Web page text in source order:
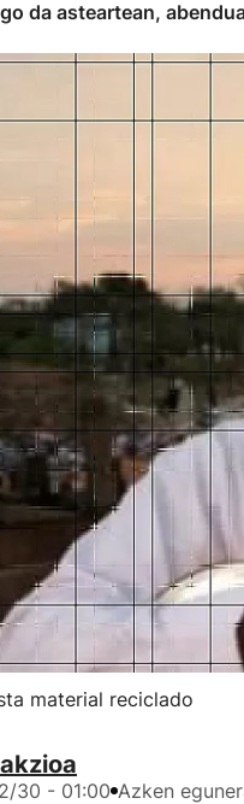
da asteartean,
material reciclado
30 - 01:00 Azken